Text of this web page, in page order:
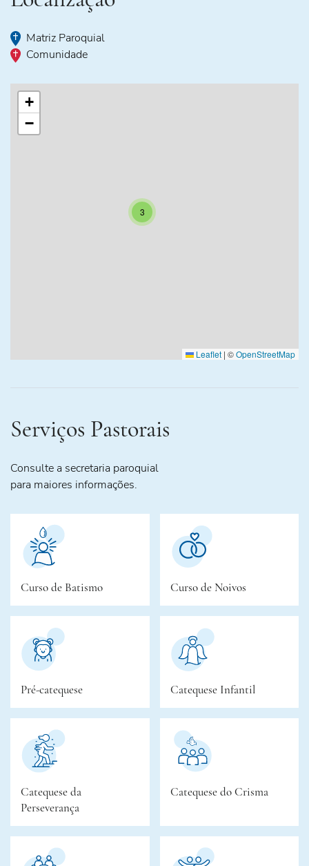
Matriz Paroquial
Comunidade
3
+
−
Leaflet | ©OpenStreetMap
Serviços Pastorais
Consulte a secretaria paroquial
para maiores informações.
Curso de Batismo Curso de Noivos
Pré-catequese Catequese Infantil
Catequese da
Perseverança
Catequese do Crisma